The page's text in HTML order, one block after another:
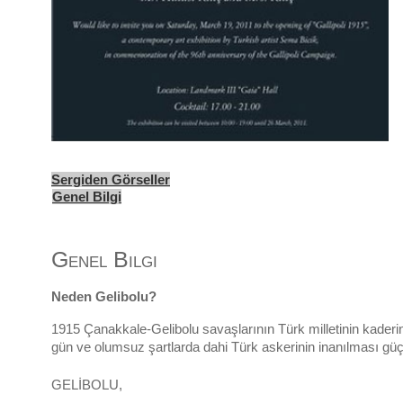
Sergiden Görseller
Genel Bilgi
Genel Bilgi
Neden Gelibolu?
1915 Çanakkale-Gelibolu savaşlarının Türk milletinin
gün ve olumsuz şartlarda dahi Türk askerinin inanılması güç
GELİBOLU,